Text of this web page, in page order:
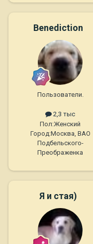
Benediction
Пользователи.
2,3 тыс
Пол:Женский
Город:Москва, ВАО
Подбельского-
Преображенка
Я и стая)